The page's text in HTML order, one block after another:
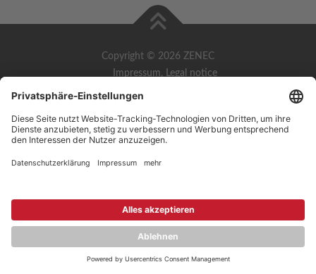
Copyright © 2026 ZENEC
Impressum, Legal notice
Datenschutz
Dokumente zur Produktkonformität,Product Compliance
Documents